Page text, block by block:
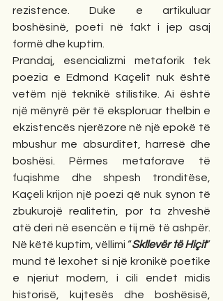
rezistence. Duke e artikuluar
boshësinë, poeti në fakt i jep asaj
formë dhe kuptim.
Prandaj, esencializmi metaforik tek
poezia e Edmond Kaçelit nuk është
vetëm një teknikë stilistike. Ai është
një mënyrë për të eksploruar thelbin e
ekzistencës njerëzore në një epokë të
mbushur me absurditet, harresë dhe
boshësi. Përmes metaforave të
fuqishme dhe shpesh tronditëse,
Kaçeli krijon një poezi që nuk synon të
zbukurojë realitetin, por ta zhveshë
atë deri në esencën e tij më të ashpër.
Në këtë kuptim, vëllimi “Skllevër të Hiçit”
mund të lexohet si një kronikë poetike
e njeriut modern, i cili endet midis
historisë, kujtesës dhe boshësisë,